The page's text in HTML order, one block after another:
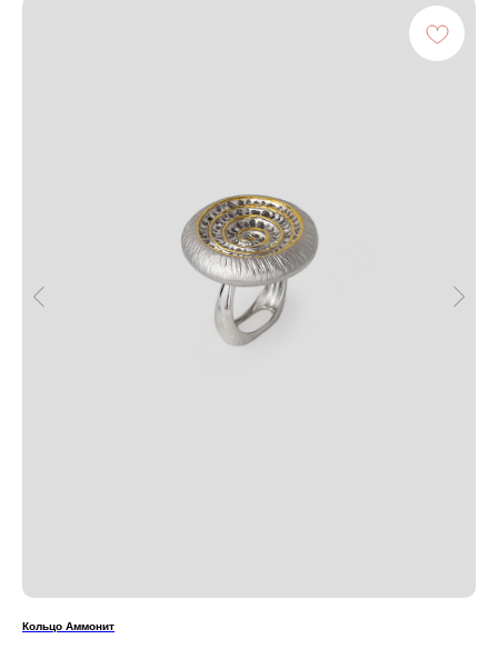
Кольцо Аммонит